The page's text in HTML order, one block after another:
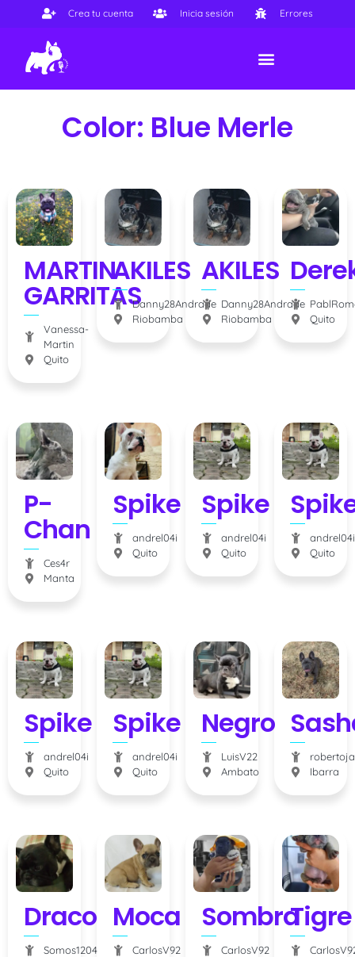
Crea tu cuenta Inicia sesión Errores
Color: Blue Merle
MARTIN
GARRITAS
Vanessa-
Martin
Quito
AKILES
Danny28Andrade
Riobamba
AKILES
Danny28Andrade
Riobamba
Quito
P-
Chan
Ces4r
Manta
Spike
andrel04i
Quito
Spike
andrel04i
Quito
andrel04i
Quito
Spike
andrel04i
Quito
Spike
andrel04i
Quito
Negro
LuisV22
Ambato
Ibarra
Draco
Somos1204
Moca
CarlosV92
Sombra
CarlosV92
Tigre